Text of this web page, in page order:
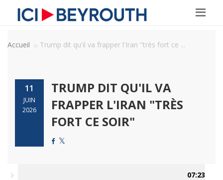
Accueil Trump dit qu'il va frapper l'Iran "très fort ce ...
11
JUIN
2026
TRUMP DIT QU'IL VA
FRAPPER L'IRAN "TRÈS
FORT CE SOIR"
07:23